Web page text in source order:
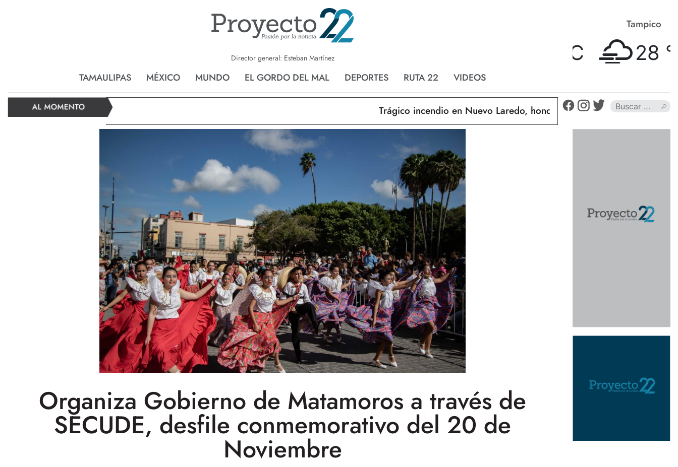
Director general: Esteban Martínez
TAMAULIPAS MÉXICO MUNDO EL GORDO DEL MAL DEPORTES RUTA 22 VIDEOS
Reynosa Nvo. Laredo Tampico
28 °C
Trágico incendio en Nuevo Laredo, hondureño muere calcinado
Organiza Gobierno de Matamoros a través de
SECUDE, desfile conmemorativo del 20 de
Noviembre